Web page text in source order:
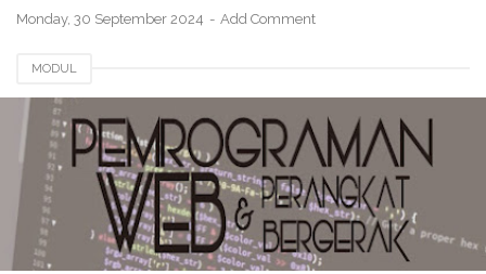
Monday, 30 September 2024 Add Comment
MODUL